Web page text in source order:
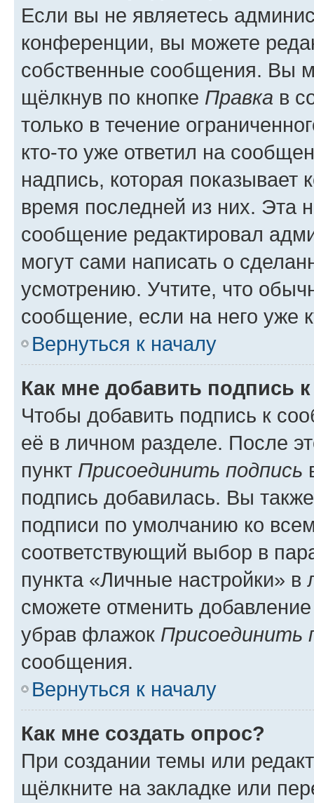
Если вы не являетесь
конференции, вы можете
собственные сообщения. Вы
щёлкнув по кнопке Правка в
только в течение
кто-то уже ответил на
надпись, которая показывает
время последней из них. Эта
сообщение редактировал
могут сами написать о
усмотрению. Учтите, что
сообщение, если на него уже
Вернуться к началу
Как мне добавить подпись
Чтобы добавить подпись к
её в личном разделе. После
пункт Присоединить подпись
подпись добавилась. Вы
подписи по умолчанию ко
соответствующий выбор в
пункта «Личные настройки»
сможете отменить
убрав флажок Присоединить
сообщения.
Вернуться к началу
Как мне создать опрос?
При создании темы или
щёлкните на закладке или